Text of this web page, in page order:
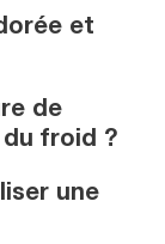
et
de
froid ?
une